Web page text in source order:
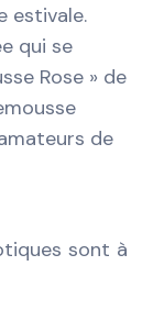
estivale.
qui se
Rose » de
de
sont à